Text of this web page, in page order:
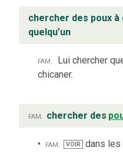
chercher des poux à
quelqu’un
fam.
Lui chercher
chicaner.
fam. chercher des
fam. VOIR dans les